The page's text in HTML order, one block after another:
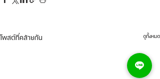
โพสต์ที่คล้ายกัน ดูทั้งหมด